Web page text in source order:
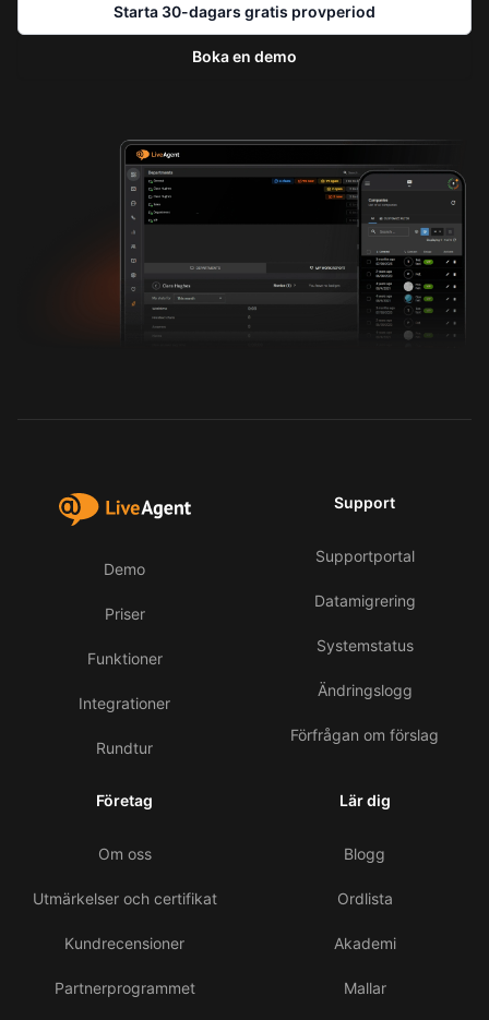
Starta 30-dagars gratis provperiod
Boka en demo
Demo
Priser
Funktioner
Integrationer
Rundtur
Support
Supportportal
Datamigrering
Systemstatus
Ändringslogg
Förfrågan om förslag
Företag
Om oss
Utmärkelser och certifikat
Kundrecensioner
Partnerprogrammet
Lär dig
Blogg
Ordlista
Akademi
Mallar